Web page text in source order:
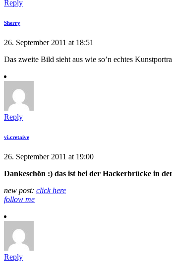
Reply
Sherry
26. September 2011 at 18:51
Das zweite Bild sieht aus wie so’n echtes
Reply
vi.cretaive
26. September 2011 at 19:00
Dankeschön :) das ist bei der Hackerbrücke in
new post: click here
follow me
Reply